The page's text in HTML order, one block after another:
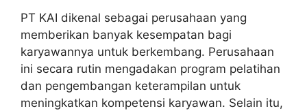
PT KAI dikenal sebagai perusahaan yang
memberikan banyak kesempatan bagi
karyawannya untuk berkembang. Perusahaan
ini secara rutin mengadakan program pelatihan
dan pengembangan keterampilan untuk
meningkatkan kompetensi karyawan. Selain itu,